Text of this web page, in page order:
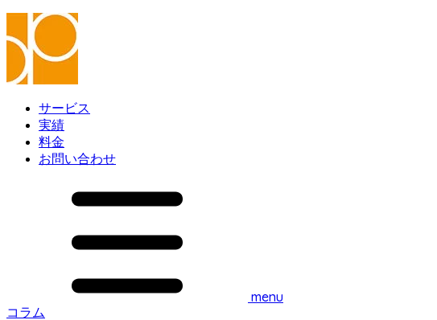
サービス
実績
料金
お問い合わせ
menu
コラム